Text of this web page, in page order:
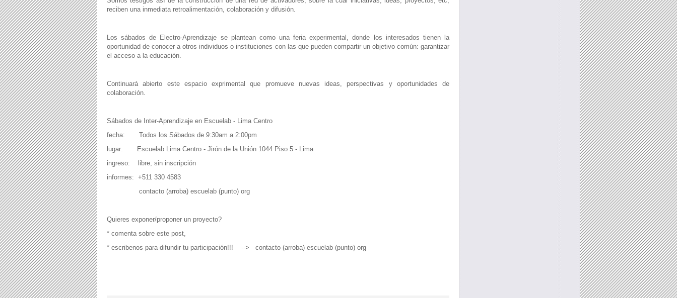
reciben una inmediata retroalimentación, colaboración y difusión.
Los sábados de Electro-Aprendizaje se plantean como una feria experimental, donde los interesados tienen la
oportunidad de conocer a otros individuos o instituciones con las que pueden compartir un objetivo común: garantizar
el acceso a la educación.
Continuará abierto este espacio exprimental que promueve nuevas ideas, perspectivas y oportunidades de
colaboración.
Sábados de Inter-Aprendizaje en Escuelab - Lima Centro
fecha: Todos los Sábados de 9:30am a 2:00pm
lugar: Escuelab Lima Centro - Jirón de la Unión 1044 Piso 5 - Lima
ingreso: libre, sin inscripción
informes: +511 330 4583
contacto (arroba) escuelab (punto) org
Quieres exponer/proponer un proyecto?
* comenta sobre este post,
* escribenos para difundir tu participación!!! --> contacto (arroba) escuelab (punto) org